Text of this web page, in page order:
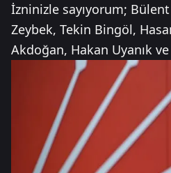
İzninizle sayıyorum;
Zeybek, Tekin Bingöl,
Akdoğan, Hakan Uyanık ve